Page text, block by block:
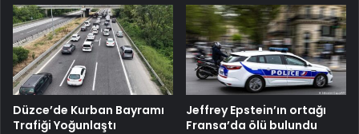
Düzce’de Kurban Bayramı
Trafiği Yoğunlaştı
Jeffrey Epstein’ın ortağı
Fransa’da ölü bulundu